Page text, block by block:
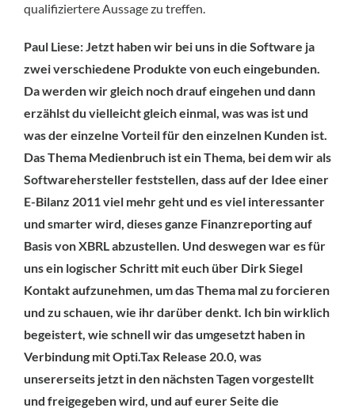
qualifiziertere Aussage zu treffen.
Paul Liese: Jetzt haben wir bei uns in die Software ja
zwei verschiedene Produkte von euch eingebunden.
Da werden wir gleich noch drauf eingehen und dann
erzählst du vielleicht gleich einmal, was was ist und
was der einzelne Vorteil für den einzelnen Kunden ist.
Das Thema Medienbruch ist ein Thema, bei dem wir als
Softwarehersteller feststellen, dass auf der Idee einer
E-Bilanz 2011 viel mehr geht und es viel interessanter
und smarter wird, dieses ganze Finanzreporting auf
Basis von XBRL abzustellen. Und deswegen war es für
uns ein logischer Schritt mit euch über Dirk Siegel
Kontakt aufzunehmen, um das Thema mal zu forcieren
und zu schauen, wie ihr darüber denkt. Ich bin wirklich
begeistert, wie schnell wir das umgesetzt haben in
Verbindung mit Opti.Tax Release 20.0, was
unsererseits jetzt in den nächsten Tagen vorgestellt
und freigegeben wird, und auf eurer Seite die